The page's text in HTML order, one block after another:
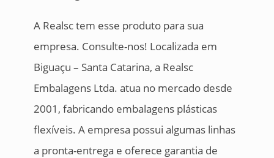
A Realsc tem esse produto para sua
empresa. Consulte-nos! Localizada em
Biguaçu – Santa Catarina, a Realsc
Embalagens Ltda. atua no mercado desde
2001, fabricando embalagens plásticas
flexíveis. A empresa possui algumas linhas
a pronta-entrega e oferece garantia de